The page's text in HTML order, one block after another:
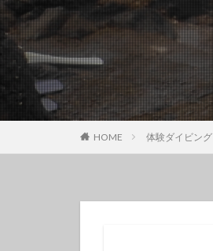
HOME 体験ダイビング